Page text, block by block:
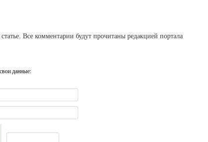
Все комментарии будут прочитаны редакцией портала
данные: